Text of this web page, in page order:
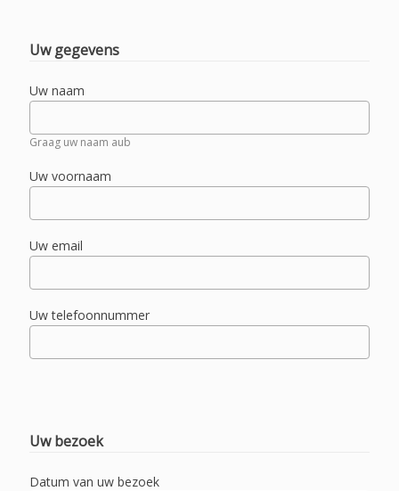
Uw gegevens
Uw naam
Graag uw naam aub
Uw voornaam
Uw email
Uw telefoonnummer
Uw bezoek
Datum van uw bezoek